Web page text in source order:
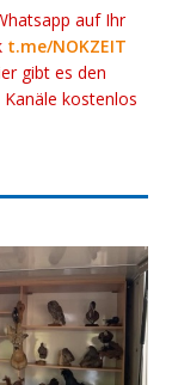
auf Ihr
t.me/NOKZEIT
gibt es den
kostenlos